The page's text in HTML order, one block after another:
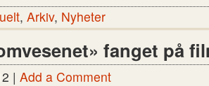
, Arkiv, Nyheter
fanget på
| Add a Comment